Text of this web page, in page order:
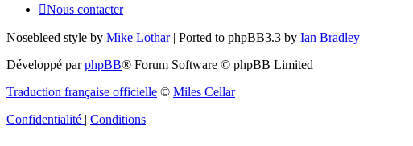
Nous contacter
Nosebleed style by Mike Lothar| Ported to phpBB3.3 by Ian Bradley
Développé parphpBB® Forum Software © phpBB Limited
Traduction française officielle © Miles Cellar
Confidentialité | Conditions